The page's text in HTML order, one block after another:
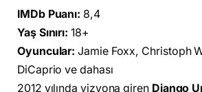
IMDb Puanı: 8,4
Yaş Sınırı: 18+
Oyuncular: Jamie Foxx, Christoph
DiCaprio ve dahası
2012 yılında vizyona giren Django